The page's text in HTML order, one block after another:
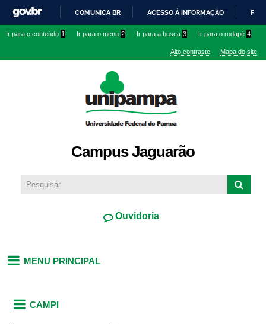
conteúdo
IR
O
COMUNICA BR ACESSO À INFORMAÇÃO
Ir para o conteúdo 1 Ir para o menu 2 Ir para a busca 3 Ir para o rodapé 4
Alto contraste Mapa do site
Campus Jaguarão
Ouvidoria
MENU PRINCIPAL
CAMPI